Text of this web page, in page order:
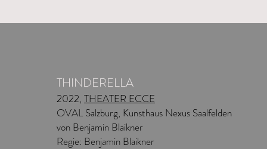
THINDERELLA
2022, THEATER ECCE
OVAL Salzburg, Kunsthaus Nexus Saalfelden
von Benjamin Blaikner
Regie: Benjamin Blaikner